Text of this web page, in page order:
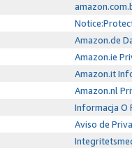
Amazon.de
Amazon.ie
Amazon.it
Amazon.nl
Informacja O
Aviso de